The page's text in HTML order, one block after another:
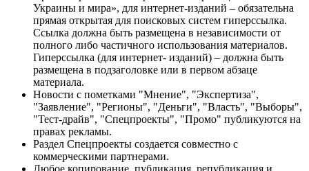
Украины и мира», для интернет-изданий – обязательна
прямая открытая для поисковых систем гиперссылка.
Ссылка должна быть размещена в независимости от
полного либо частичного использования материалов.
Гиперссылка (для интернет- изданий) – должна быть
размещена в подзаголовке или в первом абзаце
материала.
Новости с пометками "Мнение", "Экспертиза",
"Заявление", "Регионы", "Деньги", "Власть", "Выборы",
"Тест-драйв", "Спецпроекты", "Промо" публикуются на
правах рекламы.
Раздел Спецпроекты создается совместно с
коммерческими партнерами.
Любое копирование, публикация, републикация и